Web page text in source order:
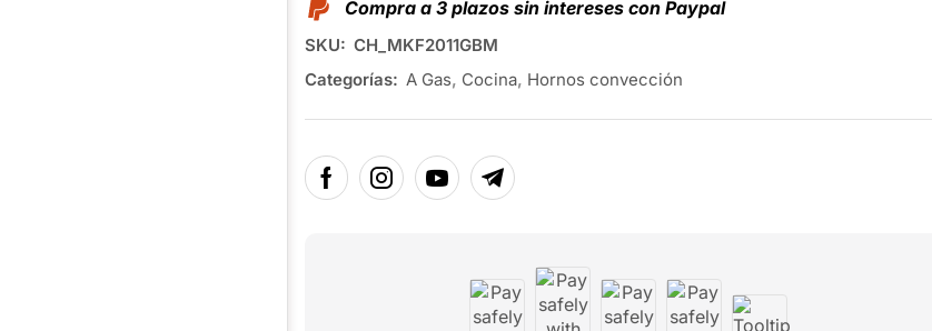
Compra a 3 plazos sin intereses con Paypal
SKU: CH_MKF2011GBM
Categorías: A Gas, Cocina, Hornos convección